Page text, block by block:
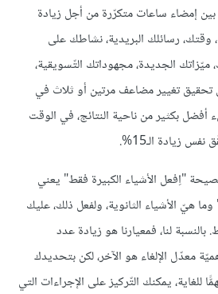
إمضاء ساعات متكرّرة من أجل زيادة
وقتك، رسائلك البريدية، نشاطك على
ميّزاتك الجديدة، مجهوداتك التّسويقية،
تحقيق تغيير مضاعف مرتين أو ثلاث في
أفضل بكثير من ناحية النتائج، في الوقت
زيادة الـ15%.
"اِفعل الأشياء الكبيرة فقط" يعني
هيّ الأشياء الثانوية، ولفعل ذلك، عليك
لنا، فمعيارنا هو زيادة عدد
معدّل الإلغاء هو الآخر، لكن بتحديدك
للغاية، يمكنك التّركيز على الإجراءات التي